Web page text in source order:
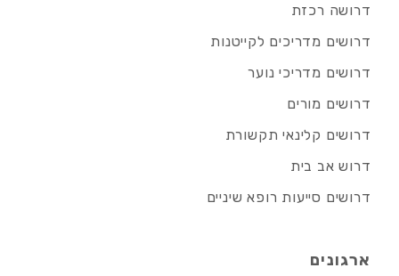
דרושה רכזת
דרושים מדריכים לקייטנות
דרושים מדריכי נוער
דרושים מורים
דרושים קלינאי תקשורת
דרוש אב בית
דרושים סייעות רופא שיניים
ארגונים